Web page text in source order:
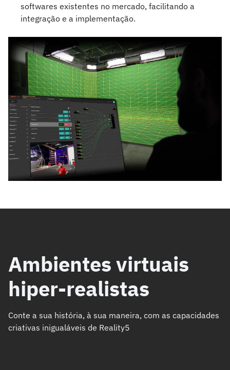
softwares existentes no mercado, facilitando a
integração e a implementação.
Ambientes virtuais
hiper-realistas
Conte a sua história, à sua maneira, com as capacidades
criativas inigualáveis de Reality5